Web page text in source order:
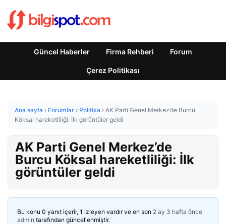
Güncel Haberler Firma Rehberi Forum
Çerez Politikası
Ana sayfa › Forumlar › Politika › AK Parti Genel Merkez’de Burcu
Köksal hareketliliği: İlk görüntüler geldi
AK Parti Genel Merkez’de
Burcu Köksal hareketliliği: İlk
görüntüler geldi
Bu konu 0 yanıt içerir, 1 izleyen vardır ve en son 2 ay 3 hafta önce
admin tarafından güncellenmiştir.